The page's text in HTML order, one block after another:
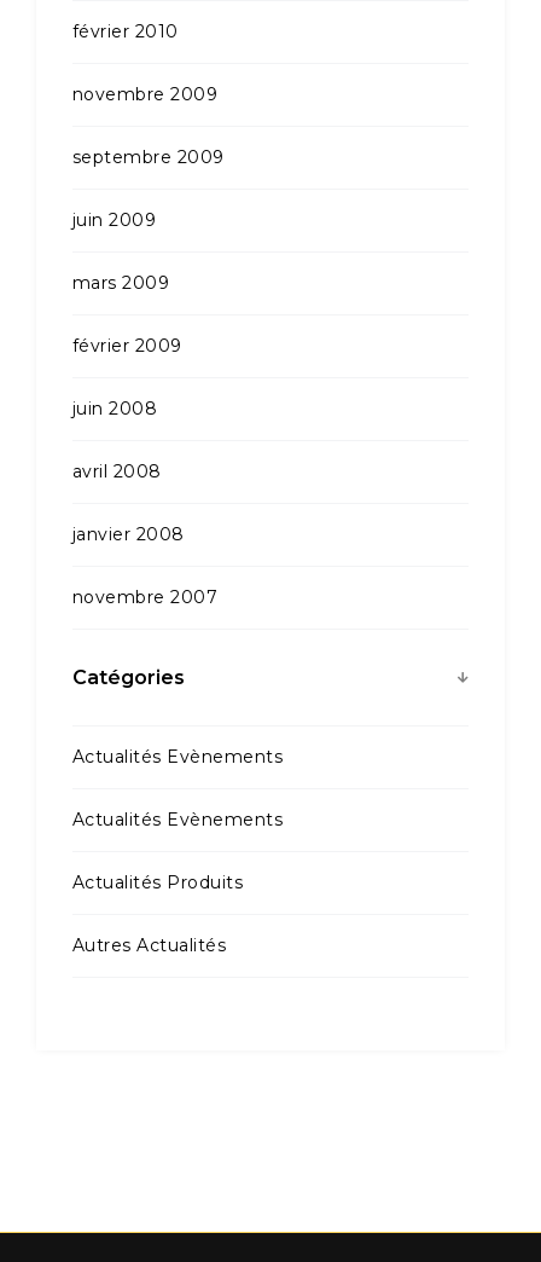
février 2010
novembre 2009
septembre 2009
juin 2009
mars 2009
février 2009
juin 2008
avril 2008
janvier 2008
novembre 2007
Catégories
Actualités Evènements
Actualités Evènements
Actualités Produits
Autres Actualités